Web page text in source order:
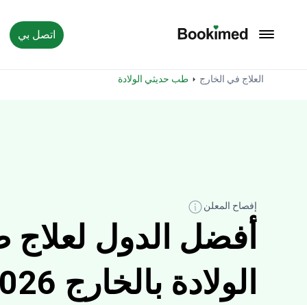
اتصل بي
العلاج في الخارج طب حديثي الولادة
إفصاح المعلن
أفضل الدول
الولادة بالخارج 2026